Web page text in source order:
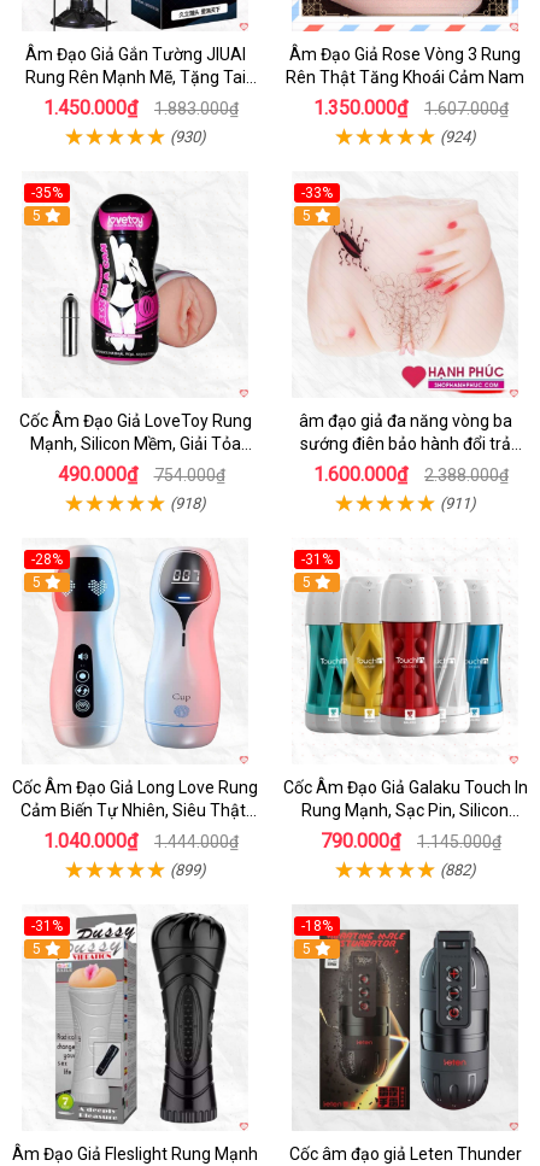
Âm Đạo Giả Gắn Tường JIUAI
Rung Rên Mạnh Mẽ, Tặng Tai
Nghe
1.450.000₫ 1.883.000₫
(930)
Âm Đạo Giả Rose Vòng 3 Rung
Rên Thật Tăng Khoái Cảm Nam
1.350.000₫ 1.607.000₫
(924)
-35%
5
Cốc Âm Đạo Giả LoveToy Rung
Mạnh, Silicon Mềm, Giải Tỏa
Sinh Lý
490.000₫ 754.000₫
(918)
-33%
5
âm đạo giả đa năng vòng ba
sướng điên bảo hành đổi trả
nhanh
1.600.000₫ 2.388.000₫
(911)
-28%
5
Cốc Âm Đạo Giả Long Love Rung
Cảm Biến Tự Nhiên, Siêu Thật,
Sướng
1.040.000₫ 1.444.000₫
(899)
-31%
Hot
5
Cốc Âm Đạo Giả Galaku Touch In
Rung Mạnh, Sạc Pin, Silicon
Mềm
790.000₫ 1.145.000₫
(882)
-31%
5
Âm Đạo Giả Fleslight Rung Mạnh
-18%
5
Cốc âm đạo giả Leten Thunder